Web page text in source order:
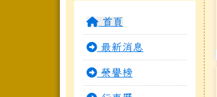
首頁
最新消息
榮譽榜